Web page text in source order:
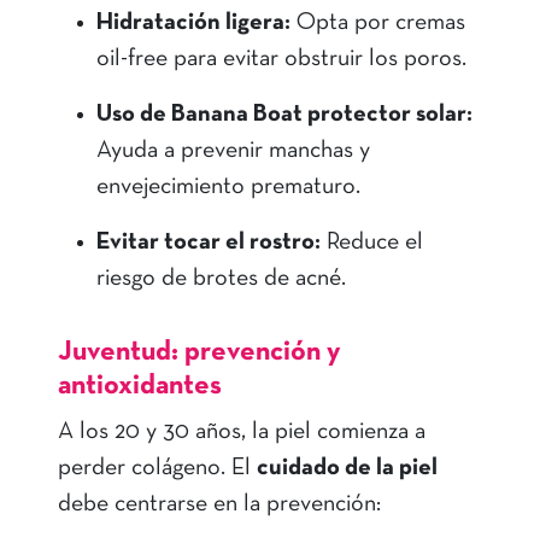
Hidratación ligera: Opta por cremas
oil-free para evitar obstruir los poros.
Uso de Banana Boat protector solar:
Ayuda a prevenir manchas y
envejecimiento prematuro.
Evitar tocar el rostro: Reduce el
riesgo de brotes de acné.
Juventud: prevención y
antioxidantes
A los 20 y 30 años, la piel comienza a
perder colágeno. El cuidado de la piel
debe centrarse en la prevención: